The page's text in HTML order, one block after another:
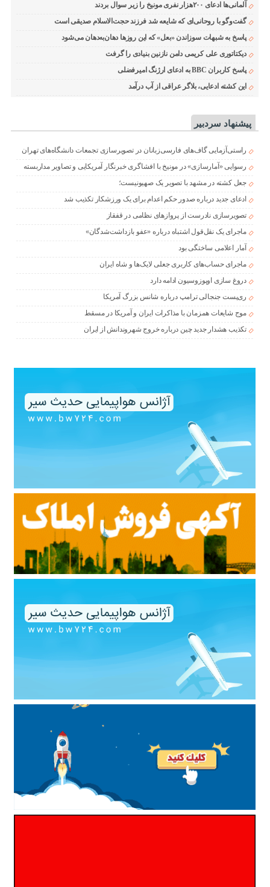
آلمانی‌ها ادعای ۲۰۰هزار نفری مونیخ را زیر سوال بردند
گفت‌وگو با روحانی‌ای که شایعه شد فرزند حجت‌الاسلام صدیقی است
پاسخ به شبهات سوزاندن «بعل» که این روزها دهان‌به‌دهان می‌شود
دیکتاتوری علی کریمی دامن نازنین بنیادی را گرفت
پاسخ کاربران BBC به ادعای ارژنگ امیرفضلی
این کشته ادعایی، بلاگر عراقی از آب درآمد
پیشنهاد سردبیر
راستی‌آزمایی گاف‌های فارسی‌زبانان در تصویرسازی تجمعات دانشگاه‌های تهران
رسوایی «آمارسازی» در مونیخ با افشاگری خبرنگار آمریکایی و تصاویر مداربسته
جعل کشته در مشهد با تصویر یک صهیونیست؛
ادعای جدید درباره صدور حکم اعدام برای یک ورزشکار تکذیب شد
تصویرسازی نادرست از پروازهای نظامی در قفقاز
ماجرای یک نقل‌قول اشتباه درباره «عفو بازداشت‌شدگان»
آمار اعلامی ساختگی بود
ماجرای حساب‌های کاربری جعلی لایک‌ها و شاه ایران
دروغ سازی اوپوزوسیون ادامه دارد
ری‌پست جنجالی ترامپ درباره شانس بزرگ آمریکا
موج شایعات همزمان با مذاکرات ایران و آمریکا در مسقط
تکذیب هشدار جدید چین درباره خروج شهروندانش از ایران